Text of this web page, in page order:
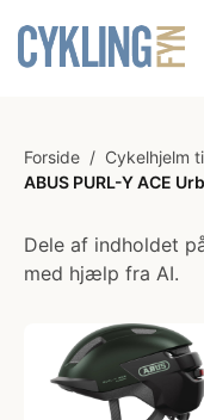
Forside / Cykelhjelm
ABUS PURL-Y ACE
Dele af indholdet
med hjælp fra AI.